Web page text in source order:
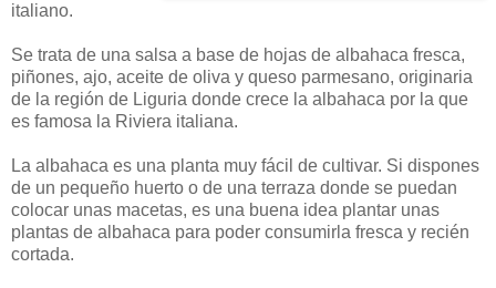
italiano.
Se trata de una salsa a base de hojas de albahaca fresca,
piñones, ajo, aceite de oliva y queso parmesano, originaria
de la región de Liguria donde crece la albahaca por la que
es famosa la Riviera italiana.
La albahaca es una planta muy fácil de cultivar. Si dispones
de un pequeño huerto o de una terraza donde se puedan
colocar unas macetas, es una buena idea plantar unas
plantas de albahaca para poder consumirla fresca y recién
cortada.